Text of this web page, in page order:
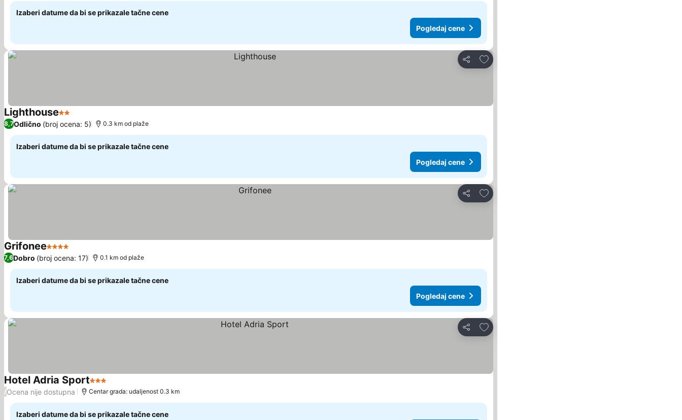
Izaberi datume da bi se prikazale tačne cene
Pogledaj cene
Deli
Dodati u favorite
Lighthouse2 Zvezdice
8,7Odlično (broj ocena: 5) 0.3 km od plaže
Izaberi datume da bi se prikazale tačne cene
Pogledaj cene
Deli
Dodati u favorite
Grifonee4 Zvezdice
7,6Dobro (broj ocena: 17) 0.1 km od plaže
Izaberi datume da bi se prikazale tačne cene
Pogledaj cene
Deli
Dodati u favorite
Hotel Adria Sport3 Zvezdice
/Ocena nije dostupna Centar grada: udaljenost 0.3 km
Izaberi datume da bi se prikazale tačne cene